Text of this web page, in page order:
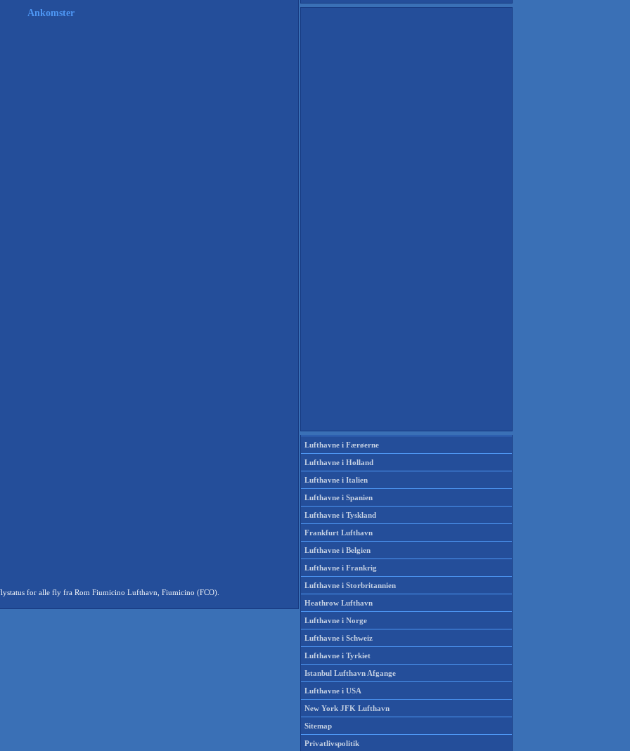
Ankomster
for alle fly fra Rom Fiumicino Lufthavn, Fiumicino (FCO).
Lufthavne i Færøerne
Lufthavne i Holland
Lufthavne i Italien
Lufthavne i Spanien
Lufthavne i Tyskland
Frankfurt Lufthavn
Lufthavne i Belgien
Lufthavne i Frankrig
Lufthavne i Storbritannien
Heathrow Lufthavn
Lufthavne i Norge
Lufthavne i Schweiz
Lufthavne i Tyrkiet
Istanbul Lufthavn Afgange
Lufthavne i USA
New York JFK Lufthavn
Sitemap
Privatlivspolitik